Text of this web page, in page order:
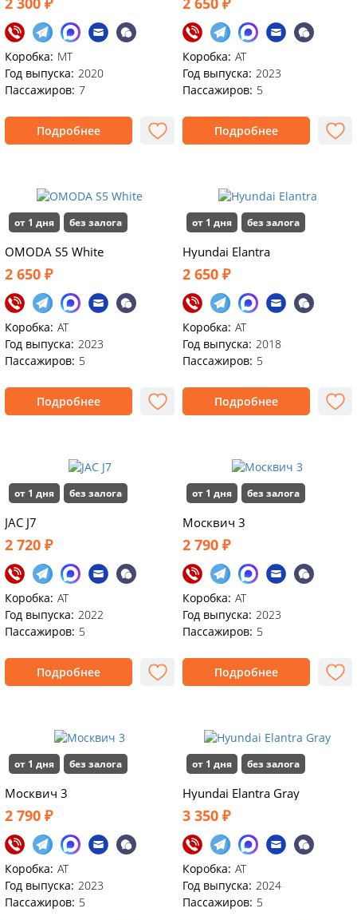
Коробка: MT
Год выпуска: 2020
Пассажиров: 7
Подробнее
Коробка: АТ
Год выпуска: 2023
Пассажиров: 5
Подробнее
от 1 дня без залога
OMODA S5 White
2 650 ₽
Коробка: АТ
Год выпуска: 2023
Пассажиров: 5
Подробнее
от 1 дня без залога
Hyundai Elantra
2 650 ₽
Коробка: AT
Год выпуска: 2018
Пассажиров: 5
Подробнее
от 1 дня без залога
JAC J7
2 720 ₽
Коробка: АТ
Год выпуска: 2022
Пассажиров: 5
Подробнее
от 1 дня без залога
Моcквич 3
2 790 ₽
Коробка: АТ
Год выпуска: 2023
Пассажиров: 5
Подробнее
от 1 дня без залога
Москвич 3
2 790 ₽
Коробка: АТ
Год выпуска: 2023
Пассажиров: 5
от 1 дня без залога
Hyundai Elаntra Gray
3 350 ₽
Коробка: AT
Год выпуска: 2024
Пассажиров: 5